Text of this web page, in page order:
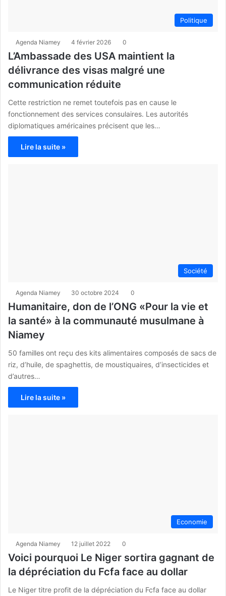
Politique
Agenda Niamey 4 février 2026 0
L’Ambassade des USA maintient la
délivrance des visas malgré une
communication réduite
Cette restriction ne remet toutefois pas en cause le
fonctionnement des services consulaires. Les autorités
diplomatiques américaines précisent que les…
Lire la suite »
Société
Agenda Niamey 30 octobre 2024 0
Humanitaire, don de l’ONG «Pour la vie et
la santé» à la communauté musulmane à
Niamey
50 familles ont reçu des kits alimentaires composés de sacs de
riz, d’huile, de spaghettis, de moustiquaires, d’insecticides et
d’autres…
Lire la suite »
Economie
Agenda Niamey 12 juillet 2022 0
Voici pourquoi Le Niger sortira gagnant de
la dépréciation du Fcfa face au dollar
Le Niger titre profit de la dépréciation du Fcfa face au dollar